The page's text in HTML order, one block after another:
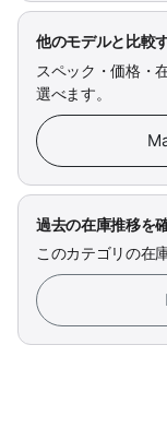
他のモデルと比較
スペック・価格・
選べます。
過去の在庫推移を
このカテゴリの在